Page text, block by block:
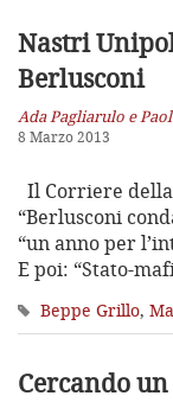
Nastri
Berlusconi
Ada Pagliarulo e
8 Marzo 2013
Il Corriere della
“Berlusconi
“un anno per
E poi: “Stato-
Beppe Grillo,
Cercando un